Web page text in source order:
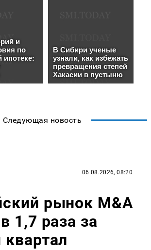
Следующая новость
06.08.2026, 08:20
рынок M&A
1,7 раза за
квартал